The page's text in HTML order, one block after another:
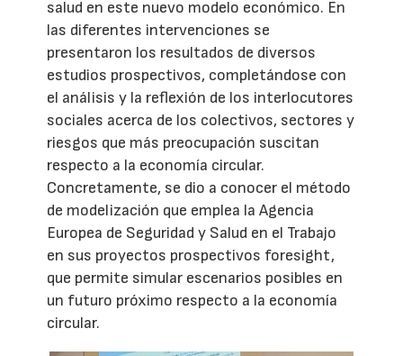
salud en este nuevo modelo económico. En
las diferentes intervenciones se
presentaron los resultados de diversos
estudios prospectivos, completándose con
el análisis y la reflexión de los interlocutores
sociales acerca de los colectivos, sectores y
riesgos que más preocupación suscitan
respecto a la economía circular.
Concretamente, se dio a conocer el método
de modelización que emplea la Agencia
Europea de Seguridad y Salud en el Trabajo
en sus proyectos prospectivos foresight,
que permite simular escenarios posibles en
un futuro próximo respecto a la economía
circular.